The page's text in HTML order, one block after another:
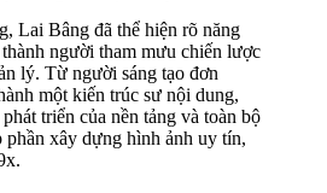
Lai Bâng đã thể hiện rõ năng
người tham mưu chiến lược
lý. Từ người sáng tạo đơn
một kiến trúc sư nội dung,
triển của nền tảng và toàn bộ
xây dựng hình ảnh uy tín,